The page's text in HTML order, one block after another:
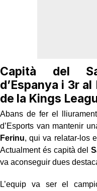
Capità del
d’Espanya i 3r
de la Kings
Abans de fer el
d’Esports van mantenir
Ferinu, qui va relatar-los
Actualment és capità del
va aconseguir dues
L’equip va ser el